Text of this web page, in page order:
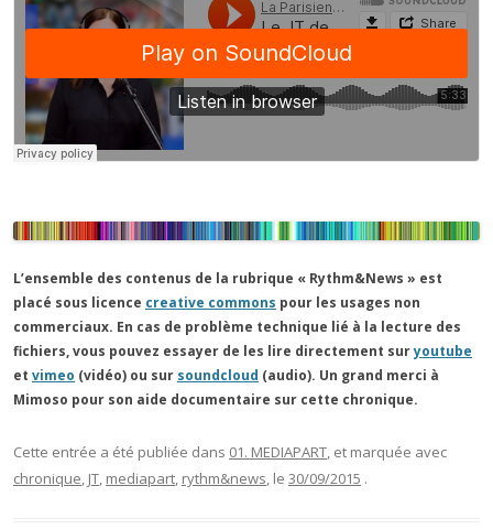
L’ensemble des contenus de la rubrique « Rythm&News » est
placé sous licence creative commons pour les usages non
commerciaux. En cas de problème technique lié à la lecture des
fichiers, vous pouvez essayer de les lire directement suryoutube
et vimeo (vidéo) ou sur soundcloud (audio). Un grand merci à
Mimoso pour son aide documentaire sur cette chronique.
Cette entrée a été publiée dans 01. MEDIAPART, et marquée avec
chronique, JT, mediapart, rythm&news, le 30/09/2015 .